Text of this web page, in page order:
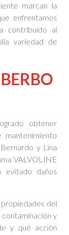
marcan la
enfrentamos
contribuido al
variedad de
obtener
y Lina
VALVOLINE
evitado daños
del
contaminación y
y qué acción